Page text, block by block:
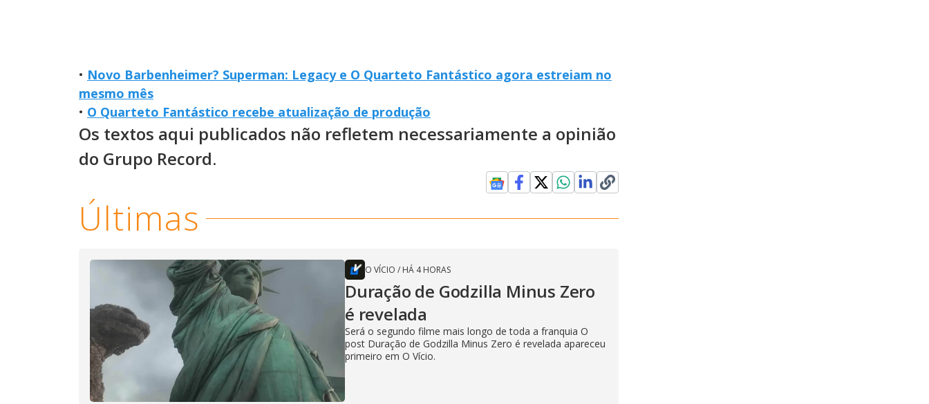
• Novo Barbenheimer? Superman: Legacy e O Quarteto Fantástico agora estreiam no
mesmo mês
• O Quarteto Fantástico recebe atualização de produção
Os textos aqui publicados não refletem necessariamente a opinião
do Grupo Record.
Últimas
O VÍCIO / HÁ 4 HORAS
Duração de Godzilla Minus Zero
é revelada
Será o segundo filme mais longo de toda a franquia O
post Duração de Godzilla Minus Zero é revelada apareceu
primeiro em O Vício.